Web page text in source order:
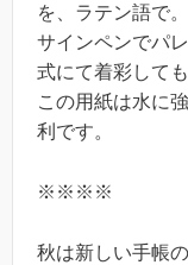
を、ラテン語で。
サインペンでパ
式にて着彩しても
この用紙は水に
利です。
※※※※
秋は新しい手帳